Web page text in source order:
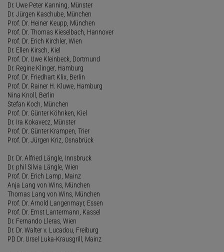
Dr. Uwe Peter Kanning, Münster
Dr. Jürgen Kaschube, München
Prof. Dr. Heiner Keupp, München
Prof. Dr. Thomas Kieselbach, Hannover
Prof. Dr. Erich Kirchler, Wien
Dr. Ellen Kirsch, Kiel
Prof. Dr. Uwe Kleinbeck, Dortmund
Dr. Regine Klinger, Hamburg
Prof. Dr. Friedhart Klix, Berlin
Prof. Dr. Rainer H. Kluwe, Hamburg
Nina Knoll, Berlin
Stefan Koch, München
Prof. Dr. Günter Köhnken, Kiel
Dr. Ira Kokavecz, Münster
Prof. Dr. Günter Krampen, Trier
Prof. Dr. Jürgen Kriz, Osnabrück
Dr. Dr. Alfried Längle, Innsbruck
Dr. phil Silvia Längle, Wien
Prof. Dr. Erich Lamp, Mainz
Anja Lang von Wins, München
Thomas Lang von Wins, München
Prof. Dr. Arnold Langenmayr, Essen
Prof. Dr. Ernst Lantermann, Kassel
Dr. Fernando Lleras, Wien
Dr. Dr. Walter v. Lucadou, Freiburg
PD Dr. Ursel Luka-Krausgrill, Mainz